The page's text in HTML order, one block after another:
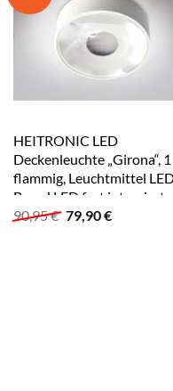
HEITRONIC LED
Deckenleuchte „Girona“, 1
flammig, Leuchtmittel
Board LED fest integriert,
Wandlampe, Deckenlampe,
90,95€ Ursprünglicher
Preis
79,90€Aktueller